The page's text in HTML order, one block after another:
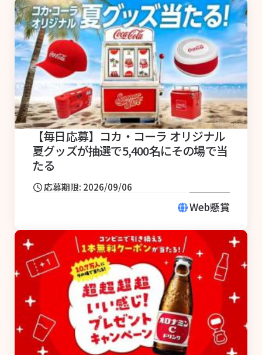
応募期限: 2026/09/06
【毎日応募】コカ・コーラ オリジナル
夏グッズが抽選で5,400名にその場で当
たる
Web懸賞